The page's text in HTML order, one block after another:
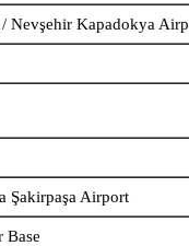
/ Nevşehir Kapadokya
Şakirpaşa Airport